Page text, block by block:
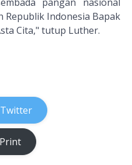
Republik Indonesia Bapak
Cita," tutup Luther.
Twitter
Print